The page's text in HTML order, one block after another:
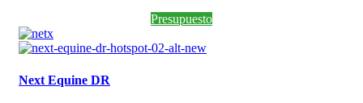
Presupuesto
Next Equine DR